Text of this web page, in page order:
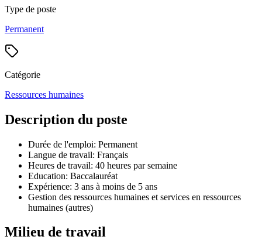
Type de poste
Permanent
Catégorie
Ressources humaines
Description du poste
Durée de l'emploi: Permanent
Langue de travail: Français
Heures de travail: 40 heures par semaine
Education: Baccalauréat
Expérience: 3 ans à moins de 5 ans
Gestion des ressources humaines et services en ressources
humaines (autres)
Milieu de travail